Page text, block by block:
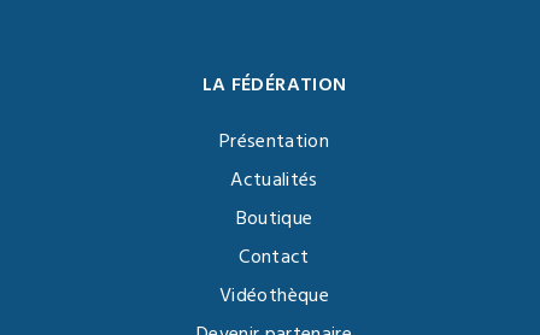
LA FÉDÉRATION
Présentation
Actualités
Boutique
Contact
Vidéothèque